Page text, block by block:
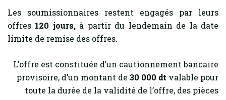
Les soumissionnaires restent engagés par leurs
offres 120 jours,à partir du lendemain de la date
limite de remise des offres.
L’offre est constituée d’un cautionnement bancaire
provisoire, d’un montant de 30 000 dt valable pour
toute la durée de la validité de l’offre, des pièces